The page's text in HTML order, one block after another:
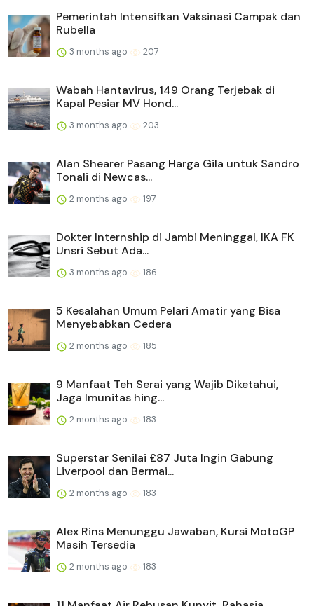
Pemerintah Intensifkan Vaksinasi Campak dan
Rubella
3 months ago 207
Wabah Hantavirus, 149 Orang Terjebak di
Kapal Pesiar MV Hond...
3 months ago 203
Alan Shearer Pasang Harga Gila untuk Sandro
Tonali di Newcas...
2 months ago 197
Dokter Internship di Jambi Meninggal, IKA FK
Unsri Sebut Ada...
3 months ago 186
5 Kesalahan Umum Pelari Amatir yang Bisa
Menyebabkan Cedera
2 months ago 185
9 Manfaat Teh Serai yang Wajib Diketahui,
Jaga Imunitas hing...
2 months ago 183
Superstar Senilai £87 Juta Ingin Gabung
Liverpool dan Bermai...
2 months ago 183
Alex Rins Menunggu Jawaban, Kursi MotoGP
Masih Tersedia
2 months ago 183